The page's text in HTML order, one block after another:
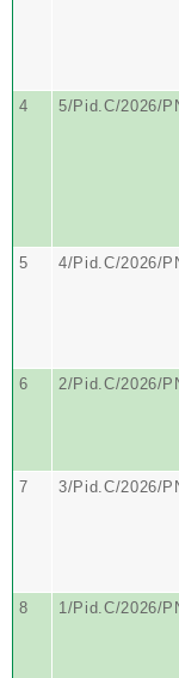
4
5/Pid.C/2026/
5
4/Pid.C/2026/
6
2/Pid.C/2026/
7
3/Pid.C/2026/
8
1/Pid.C/2026/